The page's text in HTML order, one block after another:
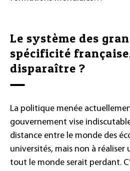
Le système des
spécificité
disparaître ?
La politique menée
gouvernement vise
distance entre le monde des
universités, mais non à réaliser
tout le monde serait perdant.